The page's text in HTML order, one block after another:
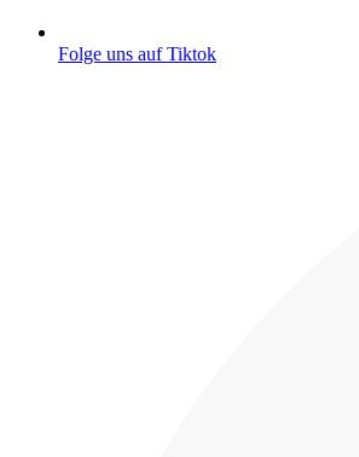
Folge uns auf Tiktok